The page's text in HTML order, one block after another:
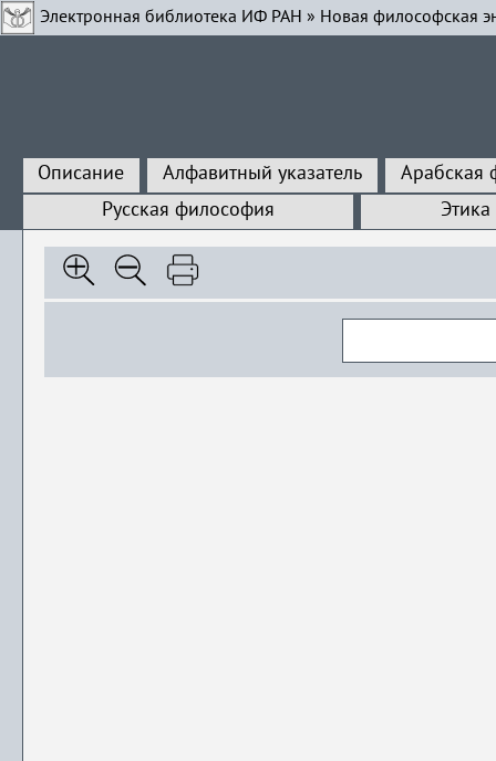
Электронная библиотека ИФ РАН » Новая философская
Описание Алфавитный указатель
Арабская
Русская философия
Этика